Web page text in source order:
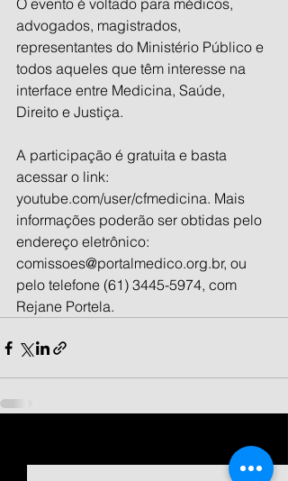
O evento é voltado para médicos,
advogados, magistrados,
representantes do Ministério Público e
todos aqueles que têm interesse na
interface entre Medicina, Saúde,
Direito e Justiça.
A participação é gratuita e basta
acessar o link:
youtube.com/user/cfmedicina. Mais
informações poderão ser obtidas pelo
endereço eletrônico:
comissoes@portalmedico.org.br, ou
pelo telefone (61) 3445-5974, com
Rejane Portela.
Ver tudo